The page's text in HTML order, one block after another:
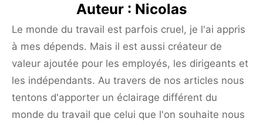
Auteur : Nicolas
Le monde du travail est parfois cruel, je l'ai appris
à mes dépends. Mais il est aussi créateur de
valeur ajoutée pour les employés, les dirigeants et
les indépendants. Au travers de nos articles nous
tentons d'apporter un éclairage différent du
monde du travail que celui que l'on souhaite nous